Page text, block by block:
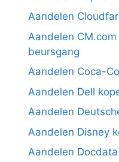
Aandelen
Aandelen
beursgang
Aandelen Coca-
Aandelen Dell
Aandelen
Aandelen Disney
Aandelen